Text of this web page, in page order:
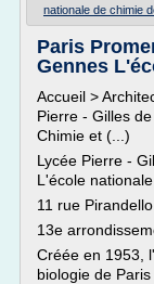
nationale de chimie
Paris
Gennes
Accueil >
Pierre - Gilles
Chimie et (...)
Lycée Pierre -
L'école
11 rue
13e
Créée en 1953,
biologie de Paris